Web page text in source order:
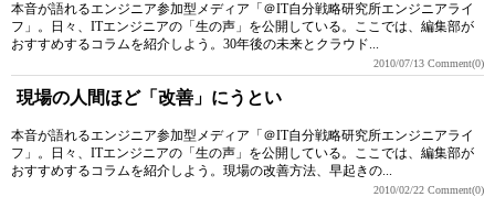
本音が語れるエンジニア参加型メディア「＠IT自分戦略研究所エンジニアライ
フ」。日々、ITエンジニアの「生の声」を公開している。ここでは、編集部が
おすすめするコラムを紹介しよう。30年後の未来とクラウド...
2010/07/13 Comment(0)
現場の人間ほど「改善」にうとい
本音が語れるエンジニア参加型メディア「＠IT自分戦略研究所エンジニアライ
フ」。日々、ITエンジニアの「生の声」を公開している。ここでは、編集部が
おすすめするコラムを紹介しよう。現場の改善方法、早起きの...
2010/02/22 Comment(0)